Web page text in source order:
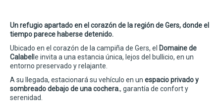
Un refugio apartado en el corazón de la región de Gers, donde el
tiempo parece haberse detenido.
Ubicado en el corazón de la campiña de Gers, el Domaine de
Calabel le invita a una estancia única, lejos del bullicio, en un
entorno preservado y relajante.
A su llegada, estacionará su vehículo en un espacio privado y
sombreado debajo de una cochera., garantía de confort y
serenidad.